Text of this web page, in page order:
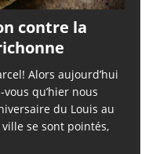
contre la
Alors aujourd’hui
qu’hier nous
du Louis au
se sont pointés,